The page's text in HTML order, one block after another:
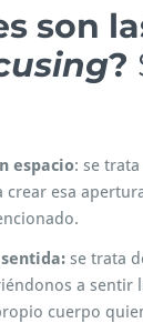
son
?
espacio: se
crear esa
se trata
a sentir
cuerpo